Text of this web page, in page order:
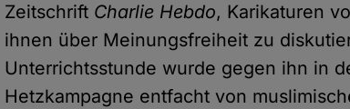
Zeitschrift Charlie Hebdo, Karikaturen
ihnen über Meinungsfreiheit zu
Unterrichtsstunde wurde gegen ihn in
Hetzkampagne entfacht von